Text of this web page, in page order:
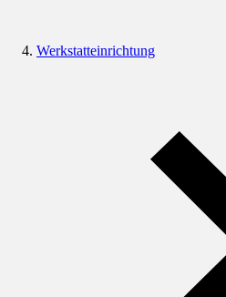
Werkstatteinrichtung